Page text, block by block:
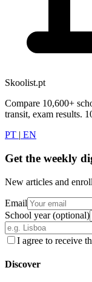
Skoolist.pt
Compare 10,600+
transit, exam results.
PT | EN
Get the weekly
New articles and
Email
School year (optional)
I agree to receive
Discover